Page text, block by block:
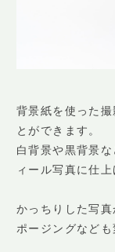
背景紙を使った
とができます。
白背景や黒背景
ィール写真に仕
かっちりした写真
ポージングなど